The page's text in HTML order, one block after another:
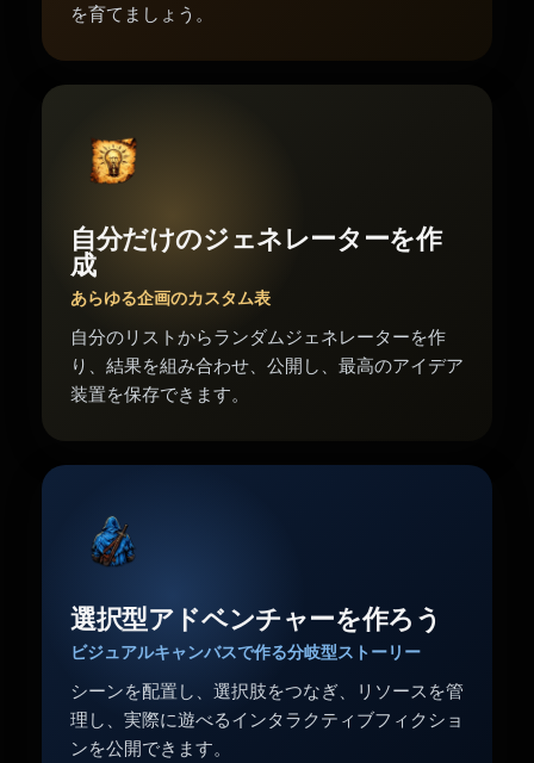
を育てましょう。
自分だけのジェネレーターを作
成
あらゆる企画のカスタム表
自分のリストからランダムジェネレーターを作
り、結果を組み合わせ、公開し、最高のアイデア
装置を保存できます。
選択型アドベンチャーを作ろう
ビジュアルキャンバスで作る分岐型ストーリー
シーンを配置し、選択肢をつなぎ、リソースを管
理し、実際に遊べるインタラクティブフィクショ
ンを公開できます。